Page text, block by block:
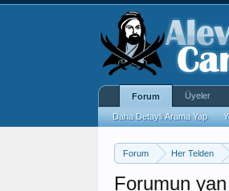
Forum Her Telden
Forumun
Forum
Daha Detaylı Arama Yap
Üyeler